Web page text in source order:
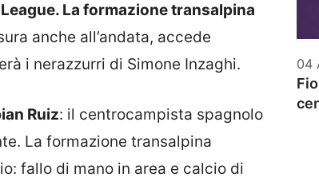
La formazione transalpina
anche all’andata, accede
i nerazzurri di Simone Inzaghi.
Ruiz: il centrocampista spagnolo
La formazione transalpina
fallo di mano in area e calcio di
04